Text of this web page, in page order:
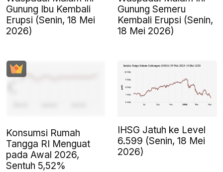
Gunung Ibu Kembali
Erupsi (Senin, 18 Mei
2026)
Gunung Semeru
Kembali Erupsi (Senin,
18 Mei 2026)
Konsumsi Rumah
Tangga RI Menguat
pada Awal 2026,
Sentuh 5,52%
IHSG Jatuh ke Level
6.599 (Senin, 18 Mei
2026)